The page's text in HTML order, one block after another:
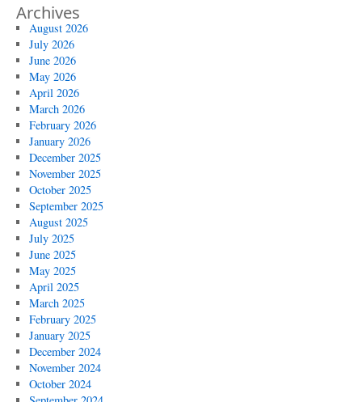
Archives
August 2026
July 2026
June 2026
May 2026
April 2026
March 2026
February 2026
January 2026
December 2025
November 2025
October 2025
September 2025
August 2025
July 2025
June 2025
May 2025
April 2025
March 2025
February 2025
January 2025
December 2024
November 2024
October 2024